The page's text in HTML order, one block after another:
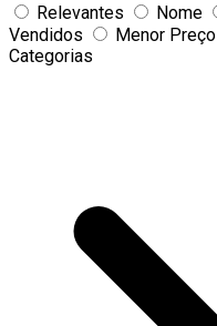
Relevantes Nome
Vendidos
Menor Preço
Categorias